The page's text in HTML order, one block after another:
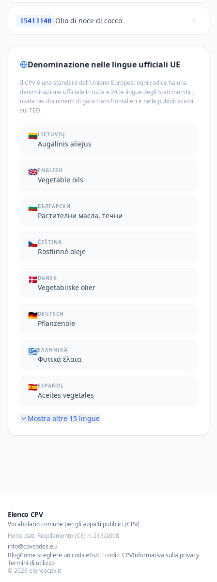
15411140 Olio di noce di cocco
Denominazione nelle lingue ufficiali UE
Il CPV è uno standard dell'Unione Europea: ogni codice ha una
denominazione ufficiale in tutte e 24 le lingue degli Stati membri,
usata nei documenti di gara transfrontalieri e nelle pubblicazioni
sul TED.
🇱🇹LIETUVIŲ
Augalinis aliejus
🇬🇧ENGLISH
Vegetable oils
🇧🇬БЪЛГАРСКИ
Растителни масла, течни
🇨🇿ČEŠTINA
Rostlinné oleje
🇩🇰 DANSK
Vegetabilske olier
🇩🇪DEUTSCH
Pflanzenöle
🇬🇷ΕΛΛΗΝΙΚΆ
Φυτικά έλαια
🇪🇸ESPAÑOL
Aceites vegetales
Mostra altre 15 lingue
Elenco CPV
Vocabolario comune per gli appalti pubblici (CPV)
Fonte dati: Regolamento (CE) n. 213/2008
info@cpvcodes.eu
BlogCome scegliere un codiceTutti i codici CPVInformativa sulla privacy
Termini di utilizzo
©2026elencocpv.it